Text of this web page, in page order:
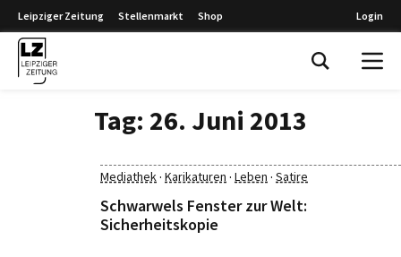
Leipziger Zeitung Stellenmarkt Shop Login
Tag: 26. Juni 2013
Mediathek· Karikaturen · Leben · Satire
Schwarwels Fenster zur Welt:
Sicherheitskopie